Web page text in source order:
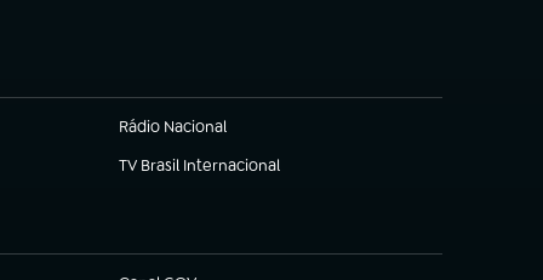
Rádio Nacional
TV Brasil Internacional
(abre em nova aba)